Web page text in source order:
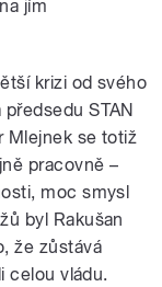
jím
krizi od svého
STAN
Mlejnek se totiž
pracovně –
moc smysl
byl Rakušan
že zůstává
celou vládu.